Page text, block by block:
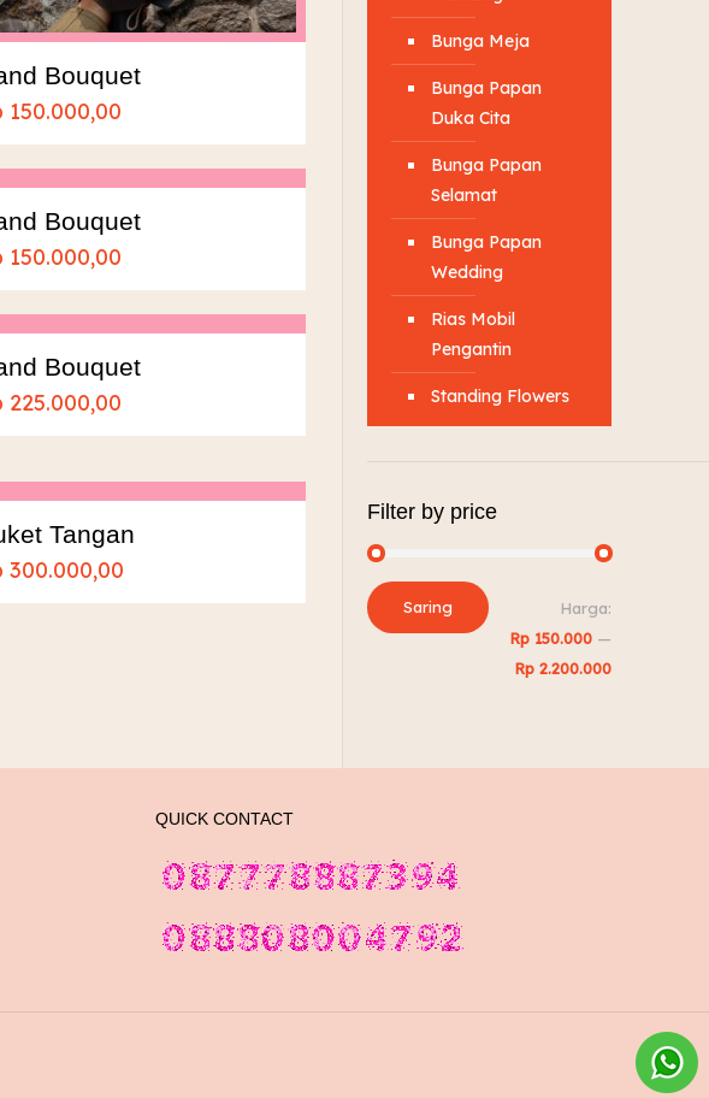
Bouquet
150.000,00
Bouquet
150.000,00
Bouquet
225.000,00
Tangan
300.000,00
Bunga Meja
Bunga Papan
Duka Cita
Bunga Papan
Selamat
Bunga Papan
Wedding
Rias Mobil
Pengantin
Standing Flowers
Filter by price
Harga
terendah
Harga
tertinggi
Saring
Harga:
Rp 150.000 —
Rp 2.200.000
QUICK CONTACT